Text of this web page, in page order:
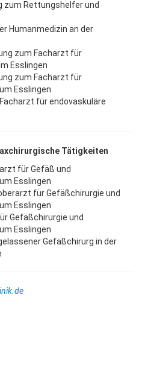
zum Rettungshelfer und
Humanmedizin an der
zum Facharzt für
Esslingen
zum Facharzt für
Esslingen
für endovaskuläre
Tätigkeiten
für Gefäß und
Esslingen
für Gefäßchirurgie und
Esslingen
Gefäßchirurgie und
Esslingen
Gefäßchirurg in der